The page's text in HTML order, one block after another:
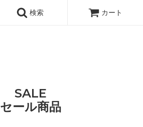
検索 カート
SALE
セール商品